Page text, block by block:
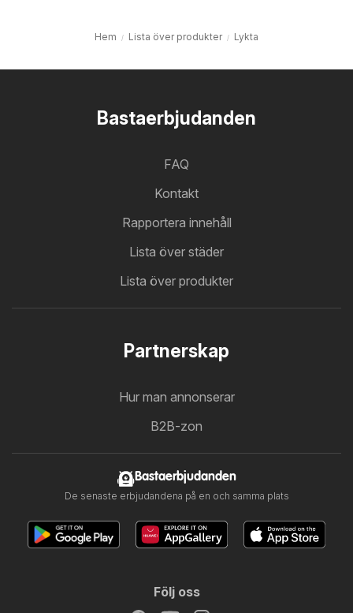
Hem Lista över produkter Lykta
Bastaerbjudanden
FAQ
Kontakt
Rapportera innehåll
Lista över städer
Lista över produkter
Partnerskap
Hur man annonserar
B2B-zon
Bastaerbjudanden
De senaste erbjudandena på en och samma plats
Följ oss